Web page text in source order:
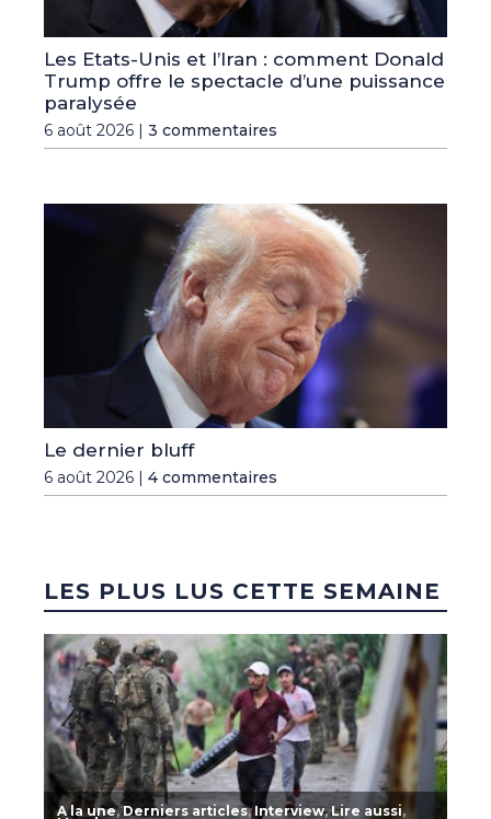
Les Etats-Unis et l’Iran : comment Donald
Trump offre le spectacle d’une puissance
paralysée
6 août 2026 | 3 commentaires
Le dernier bluff
6 août 2026 | 4 commentaires
LES PLUS LUS CETTE SEMAINE